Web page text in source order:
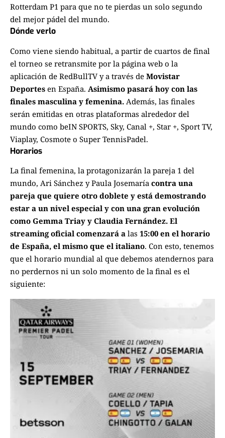
Rotterdam P1 para que no te pierdas un solo segundo
del mejor pádel del mundo.
Dónde verlo
Como viene siendo habitual, a partir de cuartos de final
el torneo se retransmite por la página web o la
aplicación de RedBullTV y a través de Movistar
Deportes en España. Asimismo pasará hoy con las
finales masculina y femenina. Además, las finales
serán emitidas en otras plataformas alrededor del
mundo como beIN SPORTS, Sky, Canal +, Star +, Sport TV,
Viaplay, Cosmote o Super TennisPadel.
Horarios
La final femenina, la protagonizarán la pareja 1 del
mundo, Ari Sánchez y Paula Josemaría contra una
pareja que quiere otro doblete y está demostrando
estar a un nivel especial y con una gran evolución
como Gemma Triay y Claudia Fernández. El
streaming oficial comenzará a las 15:00 en el horario
de España, el mismo que el italiano. Con esto, tenemos
que el horario mundial al que debemos atendernos para
no perdernos ni un solo momento de la final es el
siguiente: